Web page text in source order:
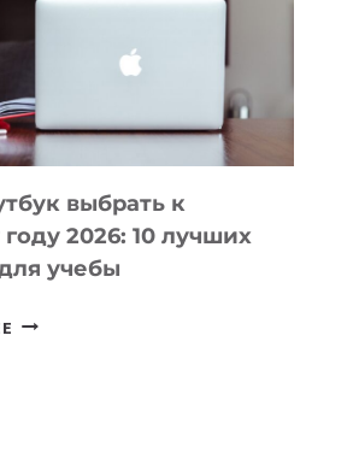
ПОМОГАЮТ
СОЗДАВАТЬ
БЕЗ
СЛОЖНОГО
КОДА
выбрать к
2026: 10 лучших
учебы
КАКОЙ